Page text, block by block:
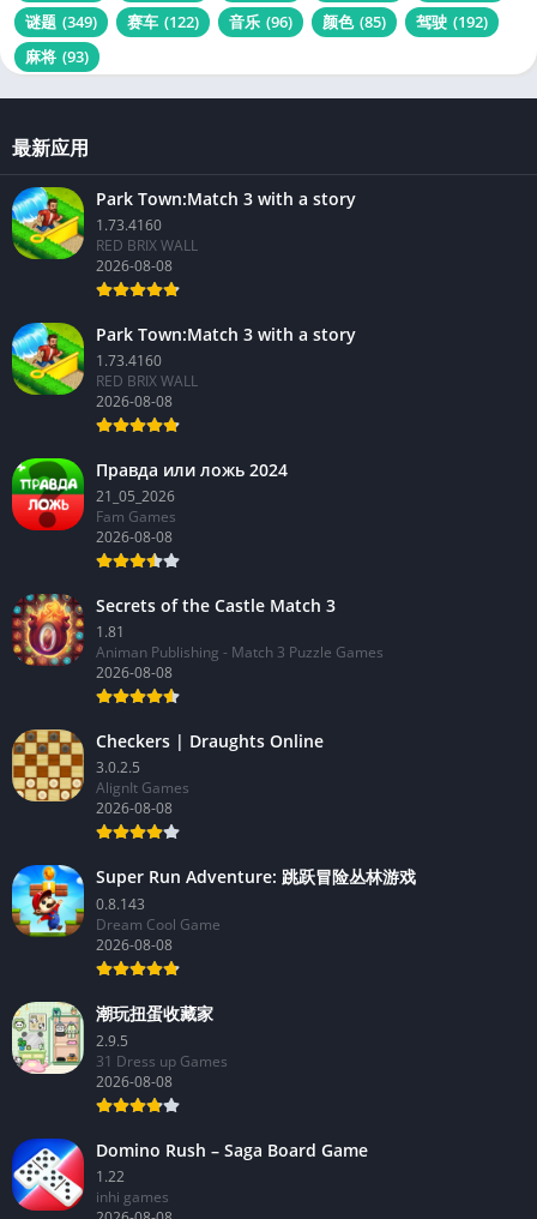
谜题 (349) 赛车 (122) 音乐 (96) 颜色 (85) 驾驶 (192)
麻将 (93)
最新应用
Park Town:Match 3 with a story
1.73.4160
RED BRIX WALL
2026-08-08
Park Town:Match 3 with a story
1.73.4160
RED BRIX WALL
2026-08-08
Правда или ложь 2024
21_05_2026
Fam Games
2026-08-08
Secrets of the Castle Match 3
1.81
Animan Publishing - Match 3 Puzzle Games
2026-08-08
Checkers | Draughts Online
3.0.2.5
AlignIt Games
2026-08-08
Super Run Adventure: 跳跃冒险丛林游戏
0.8.143
Dream Cool Game
2026-08-08
潮玩扭蛋收藏家
2.9.5
31 Dress up Games
2026-08-08
Domino Rush – Saga Board Game
1.22
inhi games